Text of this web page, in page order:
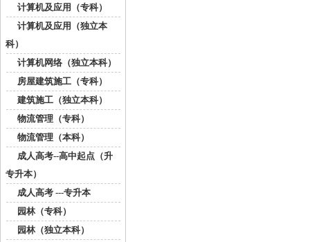
计算机及应用（专科）
计算机及应用（独立本
科）
计算机网络（独立本科）
房屋建筑施工（专科）
建筑施工（独立本科）
物流管理（专科）
物流管理（本科）
成人高考--高中起点（升
专升本）
成人高考 ---专升本
园林（专科）
园林（独立本科）